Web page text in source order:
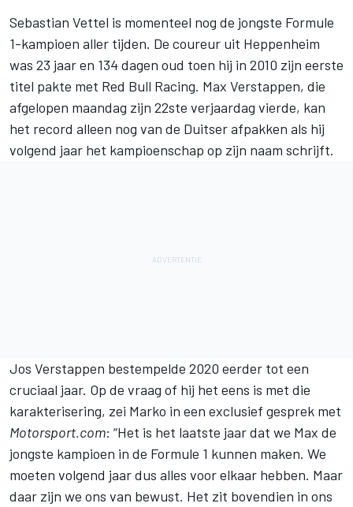
Sebastian Vettel is momenteel nog de jongste Formule
1-kampioen aller tijden. De coureur uit Heppenheim
was 23 jaar en 134 dagen oud toen hij in 2010 zijn eerste
titel pakte met Red Bull Racing. Max Verstappen, die
afgelopen maandag zijn 22ste verjaardag vierde, kan
het record alleen nog van de Duitser afpakken als hij
volgend jaar het kampioenschap op zijn naam schrijft.
Jos Verstappen bestempelde 2020 eerder tot een
cruciaal jaar. Op de vraag of hij het eens is met die
karakterisering, zei Marko in een exclusief gesprek met
Motorsport.com: “Het is het laatste jaar dat we Max de
jongste kampioen in de Formule 1 kunnen maken. We
moeten volgend jaar dus alles voor elkaar hebben. Maar
daar zijn we ons van bewust. Het zit bovendien in ons